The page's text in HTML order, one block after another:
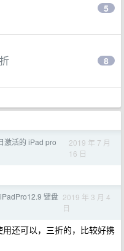
5
8
激活的 iPad pro
2019 年 7 月
16 日
键盘 2019 年 3 月 4
日
还可以，三折的，比较好携